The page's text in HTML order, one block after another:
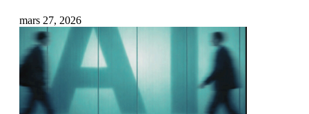
mars 27, 2026